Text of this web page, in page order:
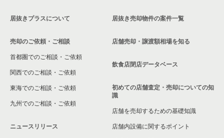
居抜きプラスについて
売却のご依頼・ご相談
首都圏でのご相談・ご依頼
関西でのご相談・ご依頼
東海でのご相談・ご依頼
九州でのご相談・ご依頼
ニュースリリース
居抜き売却物件の案件一覧
店舗売却・譲渡額相場を知る
飲食店閉店データベース
初めての店舗査定・売却についての知
識
店舗を売却するための基礎知識
店舗内設備に関するポイント